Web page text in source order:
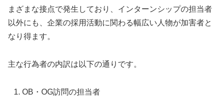
まざまな接点で発生しており、インターンシップの担当者
以外にも、企業の採用活動に関わる幅広い人物が加害者と
なり得ます。
主な行為者の内訳は以下の通りです。
OB・OG訪問の担当者